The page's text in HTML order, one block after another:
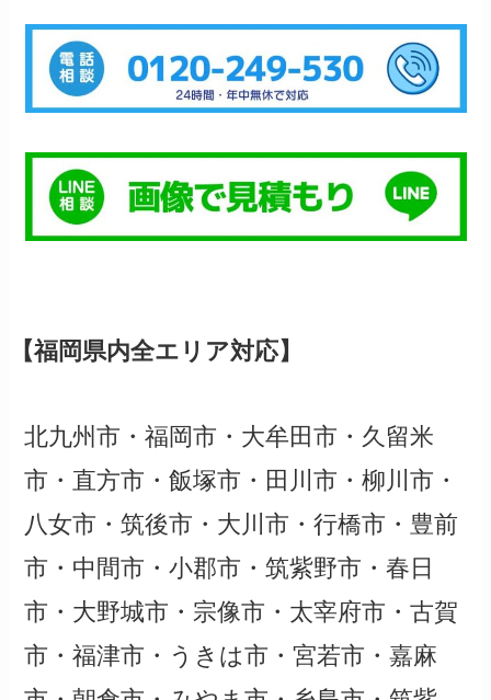
【福岡県内全エリア対応】
北九州市・福岡市・大牟田市・久留米
市・直方市・飯塚市・田川市・柳川市・
八女市・筑後市・大川市・行橋市・豊前
市・中間市・小郡市・筑紫野市・春日
市・大野城市・宗像市・太宰府市・古賀
市・福津市・うきは市・宮若市・嘉麻